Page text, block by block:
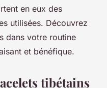
en eux des
utilisées. Découvrez
dans votre routine
et bénéfique.
tibétains